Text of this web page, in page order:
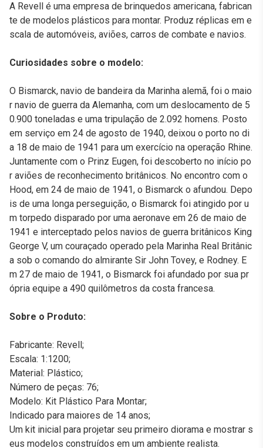
A Revell é uma empresa de brinquedos americana, fabrican
te de modelos plásticos para montar. Produz réplicas em e
scala de automóveis, aviões, carros de combate e navios.
Curiosidades sobre o modelo:
O Bismarck, navio de bandeira da Marinha alemã, foi o maio
r navio de guerra da Alemanha, com um deslocamento de 5
0.900 toneladas e uma tripulação de 2.092 homens. Posto
em serviço em 24 de agosto de 1940, deixou o porto no di
a 18 de maio de 1941 para um exercício na operação Rhine.
Juntamente com o Prinz Eugen, foi descoberto no início po
r aviões de reconhecimento britânicos. No encontro com o
Hood, em 24 de maio de 1941, o Bismarck o afundou. Depo
is de uma longa perseguição, o Bismarck foi atingido por u
m torpedo disparado por uma aeronave em 26 de maio de
1941 e interceptado pelos navios de guerra britânicos King
George V, um couraçado operado pela Marinha Real Britânic
a sob o comando do almirante Sir John Tovey, e Rodney. E
m 27 de maio de 1941, o Bismarck foi afundado por sua pr
ópria equipe a 490 quilômetros da costa francesa.
Sobre o Produto:
Fabricante: Revell;
Escala: 1:1200;
Material: Plástico;
Número de peças: 76;
Modelo: Kit Plástico Para Montar;
Indicado para maiores de 14 anos;
Um kit inicial para projetar seu primeiro diorama e mostrar s
eus modelos construídos em um ambiente realista.